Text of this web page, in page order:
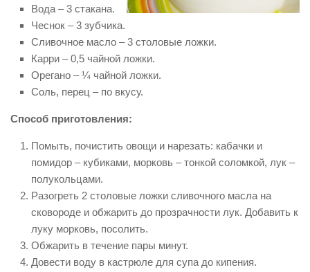
Вода – 3 стакана.
Чеснок – 3 зубчика.
Сливочное масло – 3 столовые ложки.
Карри – 0,5 чайной ложки.
Орегано – ¼ чайной ложки.
Соль, перец – по вкусу.
Способ приготовления:
Помыть, почистить овощи и нарезать: кабачки и
помидор – кубиками, морковь – тонкой соломкой, лук –
полукольцами.
Разогреть 2 столовые ложки сливочного масла на
сковороде и обжарить до прозрачности лук. Добавить к
луку морковь, посолить.
Обжарить в течение пары минут.
Довести воду в кастрюле для супа до кипения.